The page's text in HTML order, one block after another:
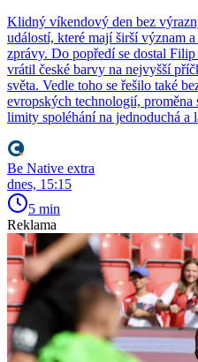
Klidný víkendový den bez
událostí, které mají širší význam
zprávy. Do popředí se dostal Filip
vrátil české barvy na nejvyšší
světa. Vedle toho se řešilo také
evropských technologií,
limity spoléhání na jednoduchá a
Be Native extra
dnes, 15:15
5 min
Reklama